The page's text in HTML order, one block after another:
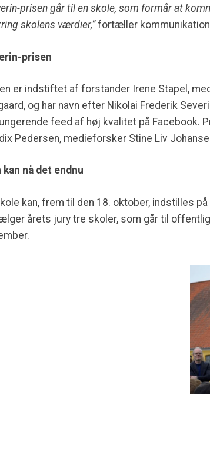
prisen går til en skole, som formår at
skolens værdier,”fortæller
prisen
er indstiftet af forstander Irene Stapel,
og har navn efter Nikolai Frederik
feed af høj kvalitet på Facebook.
Pedersen, medieforsker Stine Liv
kan nå det endnu
kan, frem til den 18. oktober, indstilles
årets jury tre skoler, som går til